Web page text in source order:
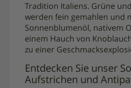
Tradition Italiens. Grüne
werden fein gemahlen und
Sonnenblumenöl, nativem
einem Hauch von
zu einer
Entdecken Sie unser
Aufstrichen und